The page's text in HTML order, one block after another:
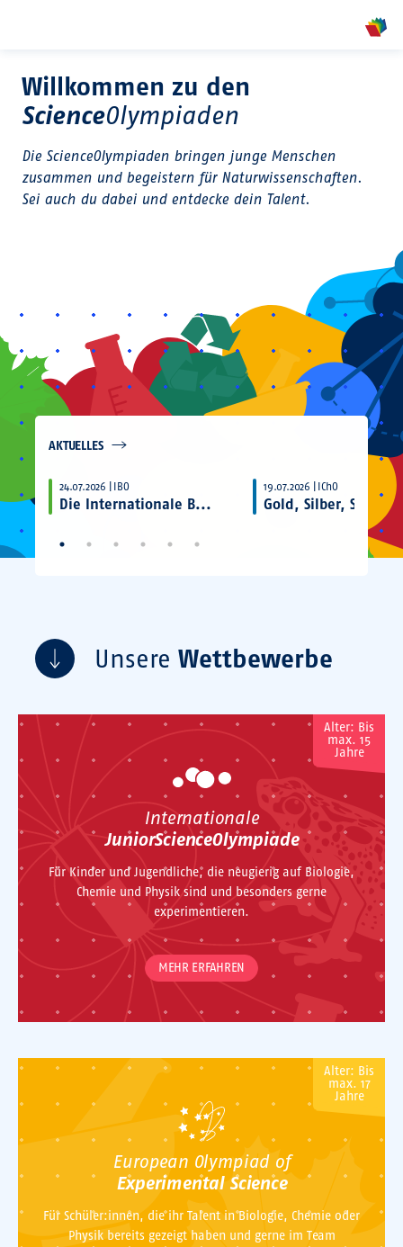
Willkommen zu den
ScienceOlympiaden
Die ScienceOlympiaden bringen junge Menschen
zusammen und begeistern für Naturwissenschaften.
Sei auch du dabei und entdecke dein Talent.
AKTUELLES
24.07.2026 | IBO
Die Internationale B...
19.07.2026 | IChO
Gold, Silber, Silber...
Unsere Wettbewerbe
Alter: Bis
max. 15
Jahre
Internationale
JuniorScienceOlympiade
Für Kinder und Jugendliche, die neugierig auf Biologie,
Chemie und Physik sind und besonders gerne
experimentieren.
MEHR ERFAHREN
Alter: Bis
max. 17
Jahre
European Olympiad of
Experimental Science
Für Schüler:innen, die ihr Talent in Biologie, Chemie oder
Physik bereits gezeigt haben und gerne im Team